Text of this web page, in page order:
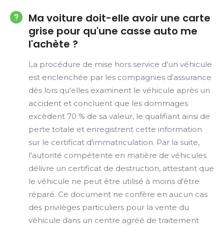
Ma voiture doit-elle avoir une carte
grise pour qu'une casse auto me
l'achète ?
La procédure de mise hors service d'un véhicule
est enclenchée par les compagnies d'assurance
dès lors qu'elles examinent le véhicule après un
accident et concluent que les dommages
excèdent 70 % de sa valeur, le qualifiant ainsi de
perte totale et enregistrent cette information
sur le certificat d'immatriculation. Par la suite,
l'autorité compétente en matière de véhicules
délivre un certificat de destruction, attestant que
le véhicule ne peut être utilisé à moins d'être
réparé. Ce document ne confère en aucun cas
des privilèges particuliers pour la vente du
véhicule dans un centre agréé de traitement